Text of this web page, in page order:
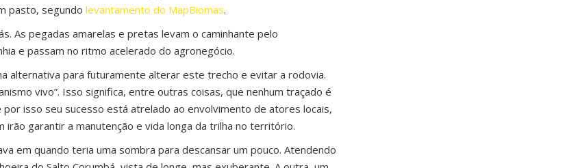
pasto, segundo levantamento do MapBiomas.
As pegadas amarelas e pretas levam o caminhante pelo
e passam no ritmo acelerado do agronegócio.
alternativa para futuramente alterar este trecho e evitar a rodovia.
vivo”. Isso significa, entre outras coisas, que nenhum traçado é
isso seu sucesso está atrelado ao envolvimento de atores locais,
garantir a manutenção e vida longa da trilha no território.
em quando teria uma sombra para descansar um pouco. Atendendo